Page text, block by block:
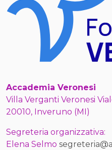
Accademia Veronesi
Villa Verganti Veronesi
20010, Inveruno (MI)
Segreteria organizzativa:
Elena Selmo